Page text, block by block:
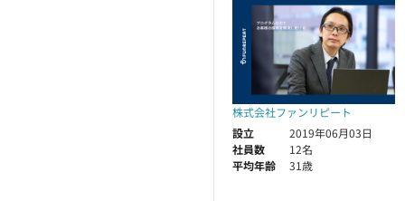
株式会社ファンリピート
設立
2019年06月03日
社員数
12名
平均年齢
31歳